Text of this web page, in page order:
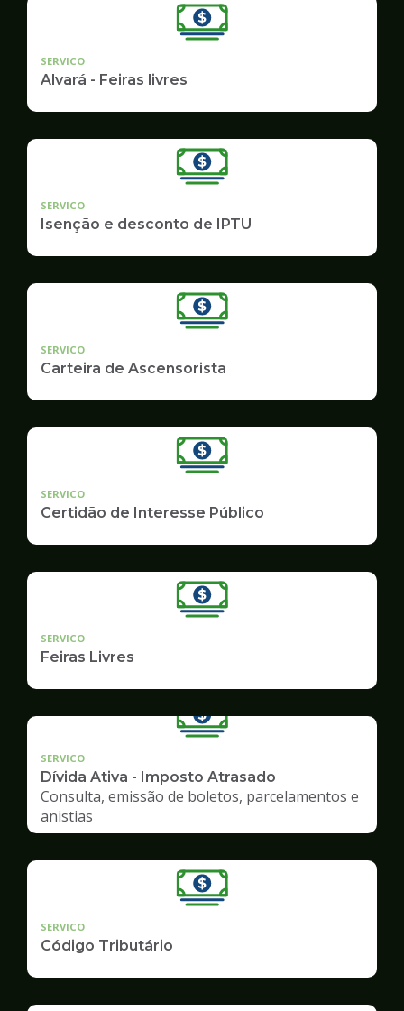
SERVICO
Alvará - Feiras livres
SERVICO
Isenção e desconto de IPTU
SERVICO
Carteira de Ascensorista
SERVICO
Certidão de Interesse Público
SERVICO
Feiras Livres
SERVICO
Dívida Ativa - Imposto Atrasado
Consulta, emissão de boletos, parcelamentos e
anistias
SERVICO
Código Tributário